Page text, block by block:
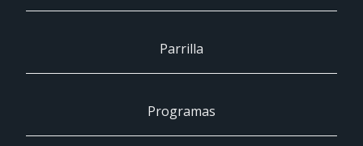
Parrilla
Programas